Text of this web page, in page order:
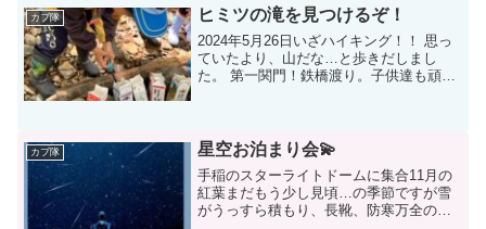
に❢ 隊長、副長のお話を聞いたあと
は、修行の前...
カブ隊 ヒミツの滝を見つけるぞ！
2024年5月26日いざハイキング！！ 思っ
ていたより、山だな…と歩きだしまし
た。 第一関門！鉄橋渡り。子供達も頑張
も)楽しみにし...
カブ隊 星空お泊まり会💫
手稲のスターライトドームに集合11月の
紅葉まだもう少し見頃…の季節ですが雪
がうっすら積もり、長靴、防寒万全の子